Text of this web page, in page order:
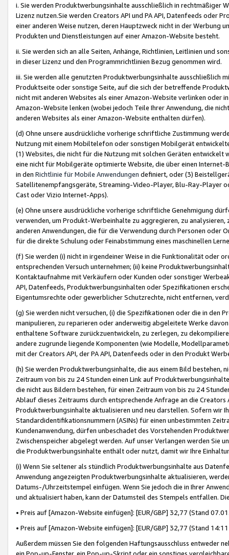
i. Sie werden Produktwerbungsinhalte ausschließlich in rechtmäßiger
Lizenz nutzen.Sie werden Creators API und PA API, Datenfeeds oder
einer anderen Weise nutzen, deren Hauptzweck nicht in der Werbung
Produkten und Dienstleistungen auf einer Amazon-Website besteht.
ii. Sie werden sich an alle Seiten, Anhänge, Richtlinien, Leitlinien und
in dieser Lizenz und den Programmrichtlinien Bezug genommen wird.
iii. Sie werden alle genutzten Produktwerbungsinhalte ausschließlich
Produktseite oder sonstige Seite, auf die sich der betreffende
nicht mit anderen Websites als einer Amazon-Website verlinken oder
Amazon-Website lenken (wobei jedoch Teile Ihrer Anwendung, die
anderen Websites als einer Amazon-Website enthalten dürfen).
(d) Ohne unsere ausdrückliche vorherige schriftliche Zustimmung
Nutzung mit einem Mobiltelefon oder sonstigen Mobilgerät
(1) Websites, die nicht für die Nutzung mit solchen Geräten
eine nicht für Mobilgeräte optimierte Website, die über einen
in den Richtlinie für Mobile Anwendungen definiert, oder (3)
Satellitenempfangsgeräte, Streaming-Video-Player, Blu-Ray-Player
Cast oder Vizio Internet-Apps).
(e) Ohne unsere ausdrückliche vorherige schriftliche Genehmigung
verwenden, um Produkt-Werbeinhalte zu aggregieren, zu
anderen Anwendungen, die für die Verwendung durch Personen
für die direkte Schulung oder Feinabstimmung eines maschinellen
(f) Sie werden (i) nicht in irgendeiner Weise in die Funktionalität oder
entsprechenden Versuch unternehmen; (ii) keine
Kontaktaufnahme mit Verkäufern oder Kunden oder sonstiger
API, Datenfeeds, Produktwerbungsinhalten oder Spezifikationen
Eigentumsrechte oder gewerblicher Schutzrechte, nicht entfernen,
(g) Sie werden nicht versuchen, (i) die Spezifikationen oder die in
manipulieren, zu reparieren oder anderweitig abgeleitete Werke
enthaltene Software zurückzuentwickeln, zu zerlegen, zu
andere zugrunde liegende Komponenten (wie Modelle,
mit der Creators API, der PA API, Datenfeeds oder in den Produkt
(h) Sie werden Produktwerbungsinhalte, die aus einem Bild bestehen,
Zeitraum von bis zu 24 Stunden einen Link auf
die nicht aus Bildern bestehen, für einen Zeitraum von bis zu 24
Ablauf dieses Zeitraums durch entsprechende Anfrage an die
Produktwerbungsinhalte aktualisieren und neu darstellen. Sofern wir
Standardidentifikationsnummern (ASINs) für einen unbestimmten
Kundenanwendung, dürfen unbeschadet des Vorstehenden
Zwischenspeicher abgelegt werden. Auf unser Verlangen werden Sie
die Produktwerbungsinhalte enthält oder nutzt, damit wir Ihre
(i) Wenn Sie seltener als stündlich Produktwerbungsinhalte aus
Anwendung angezeigten Produktwerbungsinhalte aktualisieren,
Datums-/Uhrzeitstempel einfügen. Wenn Sie jedoch die in Ihrer
und aktualisiert haben, kann der Datumsteil des Stempels entfallen.
• Preis auf [Amazon-Website einfügen]: [EUR/GBP] 32,77 (Stand
• Preis auf [Amazon-Website einfügen]: [EUR/GBP] 32,77 (Stand
Außerdem müssen Sie den folgenden Haftungsausschluss entweder
ein Pop-up-Fenster, ein Pop-up-Skript oder ein sonstiges